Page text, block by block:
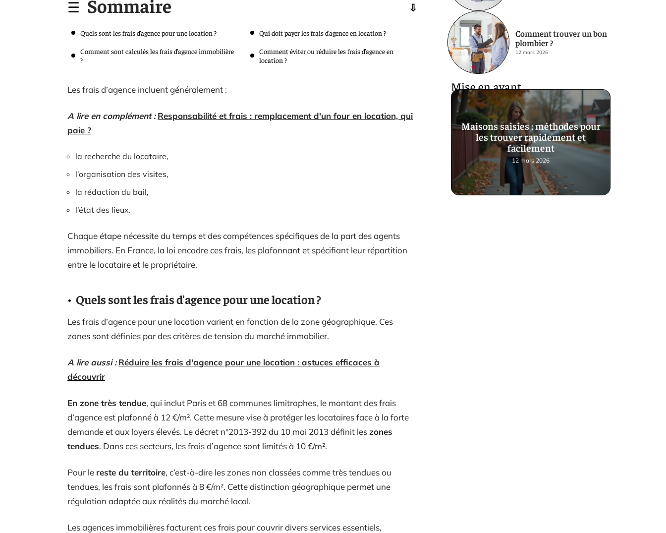
Sommaire
Quels sont les frais d’agence pour une location ?
Comment sont calculés les frais d’agence immobilière
?
Qui doit payer les frais d’agence en location ?
Comment éviter ou réduire les frais d’agence en
location ?
Les frais d’agence incluent généralement :
A lire en complément : Responsabilité et frais : remplacement d'un four en location, qui
paie ?
la recherche du locataire,
l’organisation des visites,
la rédaction du bail,
l’état des lieux.
Chaque étape nécessite du temps et des compétences spécifiques de la part des agents
immobiliers. En France, la loi encadre ces frais, les plafonnant et spécifiant leur répartition
entre le locataire et le propriétaire.
Quels sont les frais d’agence pour une location ?
Les frais d’agence pour une location varient en fonction de la zone géographique. Ces
zones sont définies par des critères de tension du marché immobilier.
A lire aussi : Réduire les frais d'agence pour une location : astuces efficaces à
découvrir
En zone très tendue, qui inclut Paris et 68 communes limitrophes, le montant des frais
d’agence est plafonné à 12 €/m². Cette mesure vise à protéger les locataires face à la forte
demande et aux loyers élevés. Le décret n°2013-392 du 10 mai 2013 définit leszones
tendues. Dans ces secteurs, les frais d’agence sont limités à 10 €/m².
Pour le reste du territoire, c’est-à-dire les zones non classées comme très tendues ou
tendues, les frais sont plafonnés à 8 €/m². Cette distinction géographique permet une
régulation adaptée aux réalités du marché local.
Les agences immobilières facturent ces frais pour couvrir divers services essentiels,
Comment trouver un bon
plombier ?
12 mars 2026
Mise en avant
Maisons saisies : méthodes pour
les trouver rapidement et
facilement
12 mars 2026